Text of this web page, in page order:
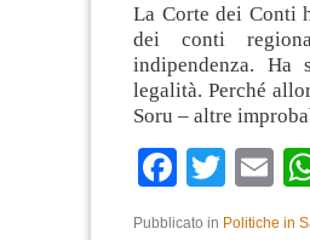
La Corte dei Conti
dei conti
indipendenza.
legalità. Perché
Soru – altre
Pubblicato in Politiche in